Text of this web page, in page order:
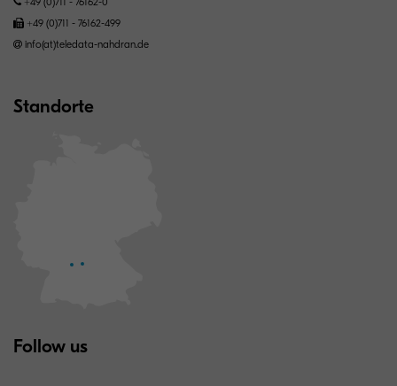
+49 (0)711 - 76162-499
info(at)teledata-nahdran.de
Standorte
Follow us